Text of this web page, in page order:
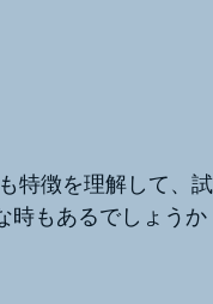
特徴を理解して、試
時もあるでしょうか